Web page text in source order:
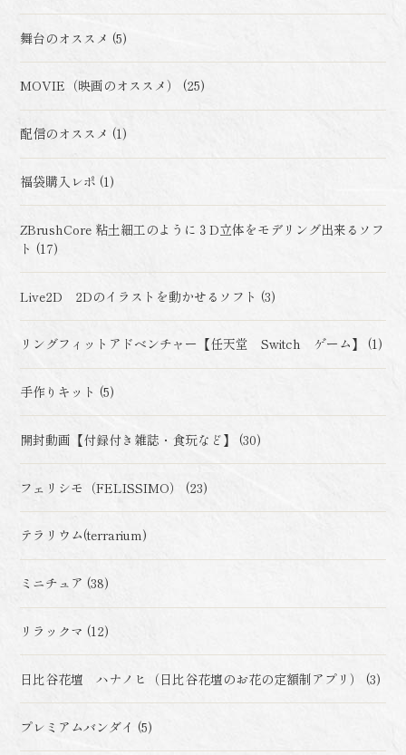
舞台のオススメ (5)
MOVIE（映画のオススメ） (25)
配信のオススメ (1)
福袋購入レポ (1)
ZBrushCore 粘土細工のように３D立体をモデリング出来るソフ
ト (17)
Live2D 2Dのイラストを動かせるソフト (3)
リングフィットアドベンチャー【任天堂 Switch ゲーム】 (1)
手作りキット (5)
開封動画【付録付き雑誌・食玩など】 (30)
フェリシモ（FELISSIMO） (23)
テラリウム(terrarium)
ミニチュア (38)
リラックマ (12)
日比谷花壇 ハナノヒ（日比谷花壇のお花の定額制アプリ） (3)
プレミアムバンダイ (5)